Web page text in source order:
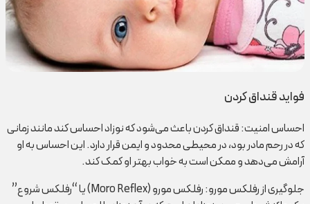
فواید قنداق کردن
احساس امنیت: قنداق کردن باعث می‌شود که نوزاد احساس کند مانند زمانی
که در رحم مادر بود، در محیطی محدود و ایمن قرار دارد. این احساس به او
آرامش می‌دهد و ممکن است به خواب بهتر او کمک کند.
جلوگیری از رفلکس مورو: رفلکس مورو (Moro Reflex) یا “رفلکس شروع”